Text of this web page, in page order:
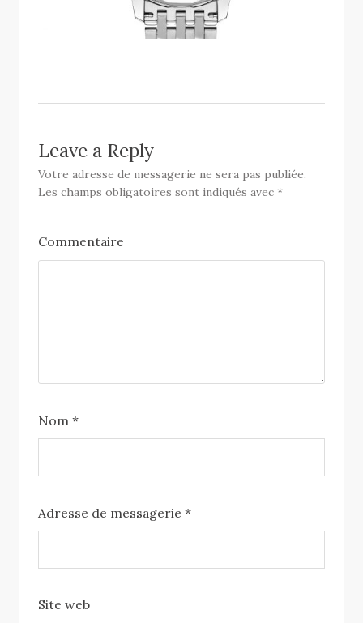
Leave a Reply
Votre adresse de messagerie ne sera pas publiée.
Les champs obligatoires sont indiqués avec*
Commentaire
Nom*
Adresse de messagerie*
Site web